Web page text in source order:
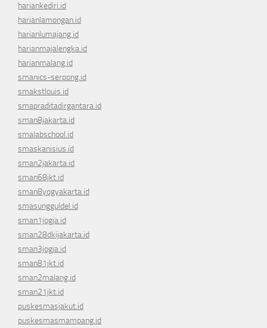
hariankediri.id
harianlamongan.id
harianlumajang.id
harianmajalengka.id
harianmalang.id
smanics-serpong.id
smakstlouis.id
smapraditadirgantara.id
sman8jakarta.id
smalabschool.id
smaskanisius.id
sman2jakarta.id
sman68jkt.id
sman8yogyakarta.id
smasungguldel.id
sman1jogja.id
sman28dkijakarta.id
sman3jogja.id
sman81jkt.id
sman2malang.id
sman21jkt.id
puskesmasjakut.id
puskesmasmampang.id